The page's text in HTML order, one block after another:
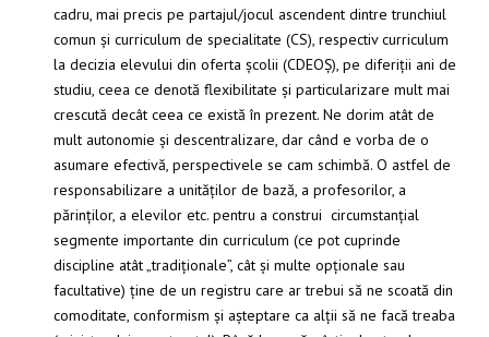
cadru, mai precis pe partajul/jocul ascendent dintre trunchiul
comun și curriculum de specialitate (CS), respectiv curriculum
la decizia elevului din oferta școlii (CDEOȘ), pe diferiții ani de
studiu, ceea ce denotă flexibilitate și particularizare mult mai
crescută decât ceea ce există în prezent. Ne dorim atât de
mult autonomie și descentralizare, dar când e vorba de o
asumare efectivă, perspectivele se cam schimbă. O astfel de
responsabilizare a unităților de bază, a profesorilor, a
părinților, a elevilor etc. pentru a construi circumstanțial
segmente importante din curriculum (ce pot cuprinde
discipline atât „tradiționale”, cât și multe opționale sau
facultative) ține de un registru care ar trebui să ne scoată din
comoditate, conformism și așteptare ca alții să ne facă treaba